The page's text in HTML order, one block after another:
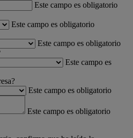
Este campo es obligatorio
Este campo es obligatorio
Este campo es obligatorio
Este campo es
Este campo es obligatorio
Este campo es obligatorio